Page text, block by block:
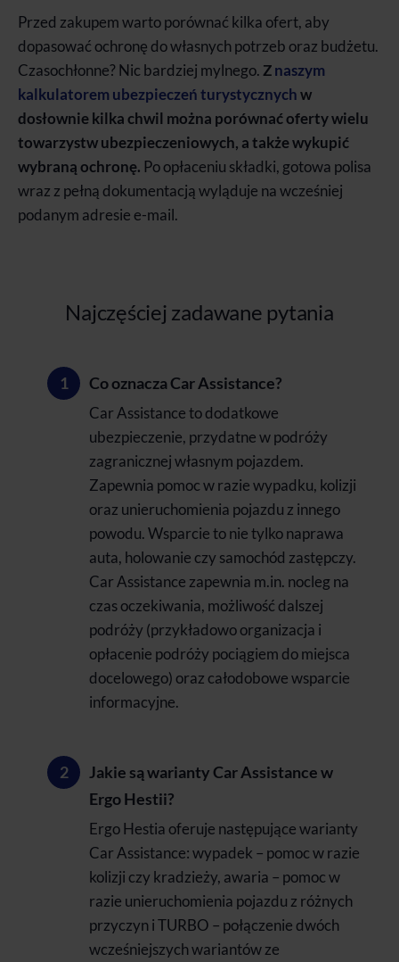
Przed zakupem warto porównać kilka ofert, aby
dopasować ochronę do własnych potrzeb oraz budżetu.
Czasochłonne? Nic bardziej mylnego. Znaszym
kalkulatorem ubezpieczeń turystycznychw
dosłownie kilka chwil można porównać oferty wielu
towarzystw ubezpieczeniowych, a także wykupić
wybraną ochronę. Po opłaceniu składki, gotowa polisa
wraz z pełną dokumentacją wyląduje na wcześniej
podanym adresie e-mail.
Najczęściej zadawane pytania
Co oznacza Car Assistance?
Car Assistance to dodatkowe
ubezpieczenie, przydatne w podróży
zagranicznej własnym pojazdem.
Zapewnia pomoc w razie wypadku, kolizji
oraz unieruchomienia pojazdu z innego
powodu. Wsparcie to nie tylko naprawa
auta, holowanie czy samochód zastępczy.
Car Assistance zapewnia m.in. nocleg na
czas oczekiwania, możliwość dalszej
podróży (przykładowo organizacja i
opłacenie podróży pociągiem do miejsca
docelowego) oraz całodobowe wsparcie
informacyjne.
Jakie są warianty Car Assistance w
Ergo Hestii?
Ergo Hestia oferuje następujące warianty
Car Assistance: wypadek – pomoc w razie
kolizji czy kradzieży, awaria – pomoc w
razie unieruchomienia pojazdu z różnych
przyczyn i TURBO – połączenie dwóch
wcześniejszych wariantów ze